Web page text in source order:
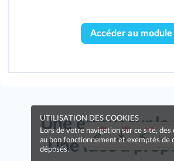
Accéder au module
Une erreur sur la
Une idée à
UTILISATION DES COOKIES
Lors de votre navigation sur ce site, des
au bon fonctionnement et exemptés de
déposés.